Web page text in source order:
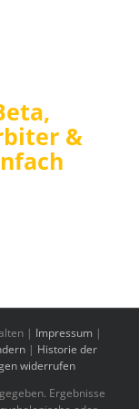
&
| Impressum |
| Historie der
widerrufen
Ergebnisse